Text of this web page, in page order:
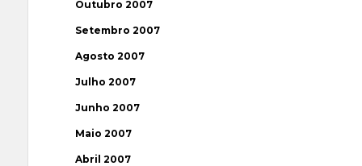
Outubro 2007
Setembro 2007
Agosto 2007
Julho 2007
Junho 2007
Maio 2007
Abril 2007